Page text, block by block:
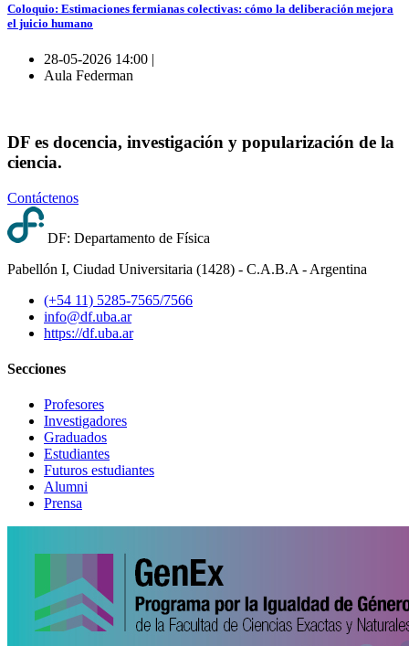
Coloquio: Estimaciones fermianas colectivas: cómo la deliberación mejora
el juicio humano
28-05-2026 14:00 |
Aula Federman
DF es docencia, investigación y popularización de la
ciencia.
Contáctenos
DF: Departamento de Física
Pabellón I, Ciudad Universitaria (1428) - C.A.B.A - Argentina
(+54 11) 5285-7565/7566
info@df.uba.ar
https://df.uba.ar
Secciones
Profesores
Investigadores
Graduados
Estudiantes
Futuros estudiantes
Alumni
Prensa